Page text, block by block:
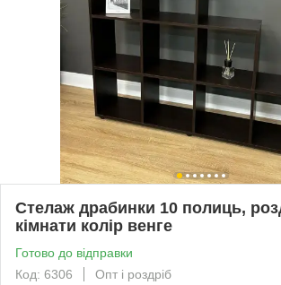
Стелаж драбинки 10 полиць,
кімнати колір венге
Готово до відправки
Код: 6306
Опт і роздріб